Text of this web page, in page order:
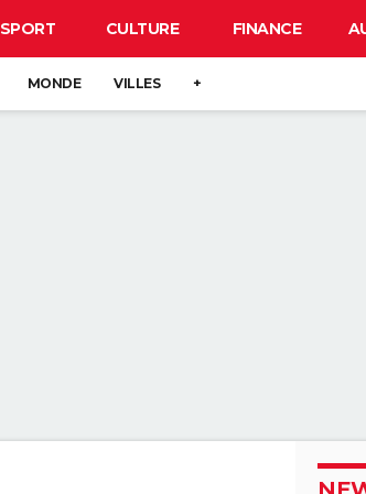
SPORT CULTURE FINANCE
MONDE VILLES +